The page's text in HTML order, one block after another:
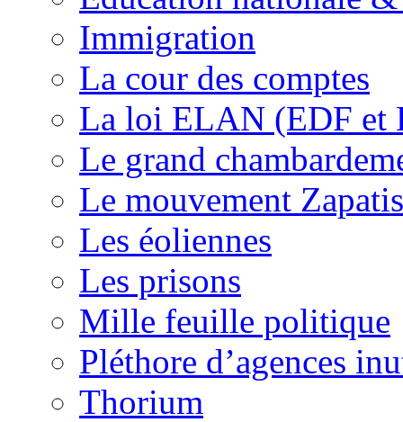
Immigration
La cour des comptes
La loi ELAN (EDF et
Le grand
Le mouvement
Les éoliennes
Les prisons
Mille feuille politique
Pléthore d’agences
Thorium